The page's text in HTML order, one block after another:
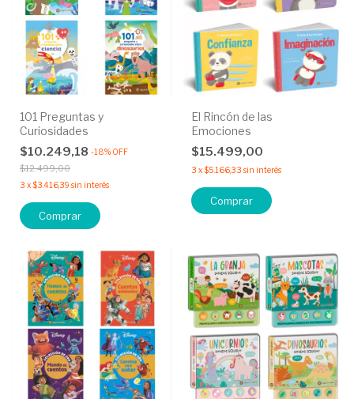
101 Preguntas y
Curiosidades
$10.249,18 -18% OFF
$12.499,00
3 x$3.416,39 sin interés
Comprar
El Rincón de las
Emociones
$15.499,00
3 x$5.166,33 sin interés
Comprar